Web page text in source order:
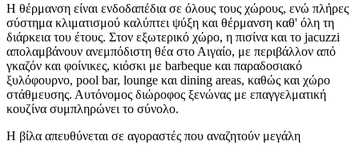
Η θέρμανση είναι ενδοδαπέδια σε όλους τους χώρους, ενώ πλήρες
σύστημα κλιματισμού καλύπτει ψύξη και θέρμανση καθ' όλη τη
διάρκεια του έτους. Στον εξωτερικό χώρο, η πισίνα και το jacuzzi
απολαμβάνουν ανεμπόδιστη θέα στο Αιγαίο, με περιβάλλον από
γκαζόν και φοίνικες, κιόσκι με barbeque και παραδοσιακό
ξυλόφουρνο, pool bar, lounge και dining areas, καθώς και χώρο
στάθμευσης. Αυτόνομος διώροφος ξενώνας με επαγγελματική
κουζίνα συμπληρώνει το σύνολο.
Η βίλα απευθύνεται σε αγοραστές που αναζητούν μεγάλη